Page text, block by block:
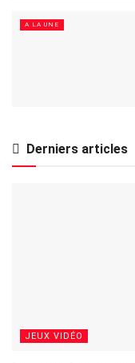
A LA UNE
Derniers articles
JEUX VIDÉO